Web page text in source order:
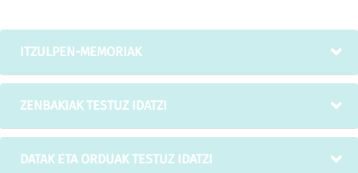
ITZULPEN-MEMORIAK
ZENBAKIAK TESTUZ IDATZI
DATAK ETA ORDUAK TESTUZ IDATZI